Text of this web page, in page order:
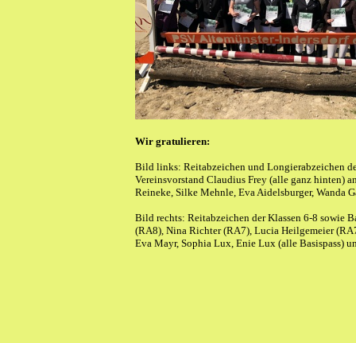
Wir gratulieren:
Bild links: Reitabzeichen und Longierabzeichen
Vereinsvorstand Claudius Frey (alle ganz hinten)
Reineke, Silke Mehnle, Eva Aidelsburger, Wanda
Bild rechts: Reitabzeichen der Klassen 6-8 sowie
(RA8), Nina Richter (RA7), Lucia Heilgemeier
Eva Mayr, Sophia Lux, Enie Lux (alle Basispass)